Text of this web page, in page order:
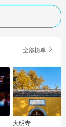
全部榜单 
大明寺